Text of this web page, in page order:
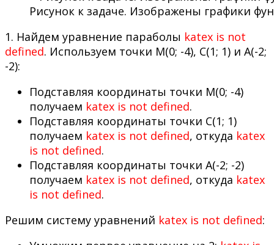
Рисунок к задаче. Изображены графики
1. Найдем уравнение параболы katex is not
defined. Используем точки M(0; -4), C(1; 1) и A(-2;
-2):
Подставляя координаты точки M(0; -4)
получаем katex is not defined.
Подставляя координаты точки C(1; 1)
получаем katex is not defined, откуда katex
is not defined.
Подставляя координаты точки A(-2; -2)
получаем katex is not defined, откуда katex
is not defined.
Решим систему уравнений katex is not defined: